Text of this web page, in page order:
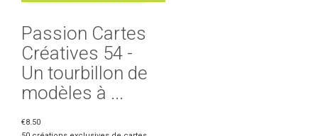
Passion Cartes
Créatives 54 -
Un tourbillon de
modèles à ...
€8.50